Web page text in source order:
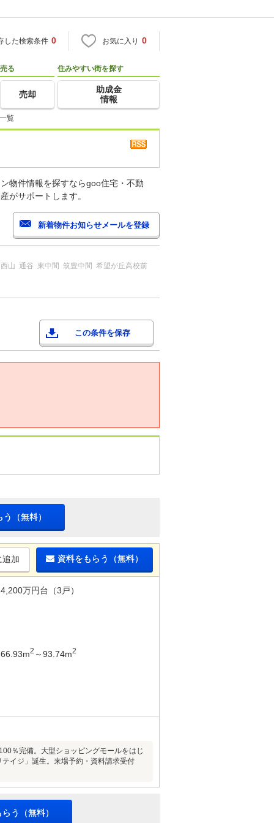
した検索条件 0 お気に入り 0
売る
売却
住みやすい街を探す
助成金
情報
覧
物件情報を探すならgoo住宅・不動
がサポートします。
西山 通谷 東中間 筑豊中間 希望が丘高校前
この条件を保存
（無料）
追加 資料をもらう（無料）
4,200万円台（3戸）
66.93m2 ～93.74m2
％完備。大型ショッピングモールをはじ
イジ」誕生。来場予約・資料請求受付
う（無料）